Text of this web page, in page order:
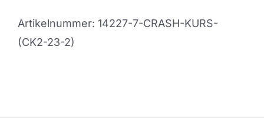
23-
2)
Artikelnummer: 14227-7-CRASH-KURS-
(CK2-23-2)